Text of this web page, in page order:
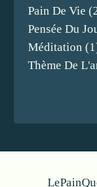
Pain De Vie
Pensée Du
Méditation
Thème De